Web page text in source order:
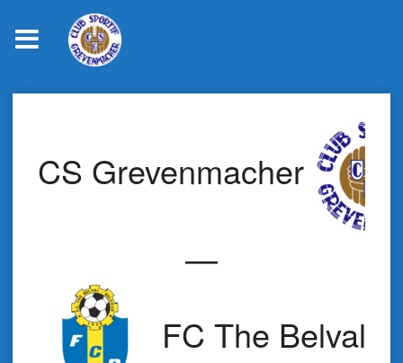
CS Grevenmacher
—
FC The Belval